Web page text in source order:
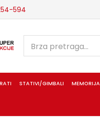
594
STATIVI/GIMBALI MEMORIJA